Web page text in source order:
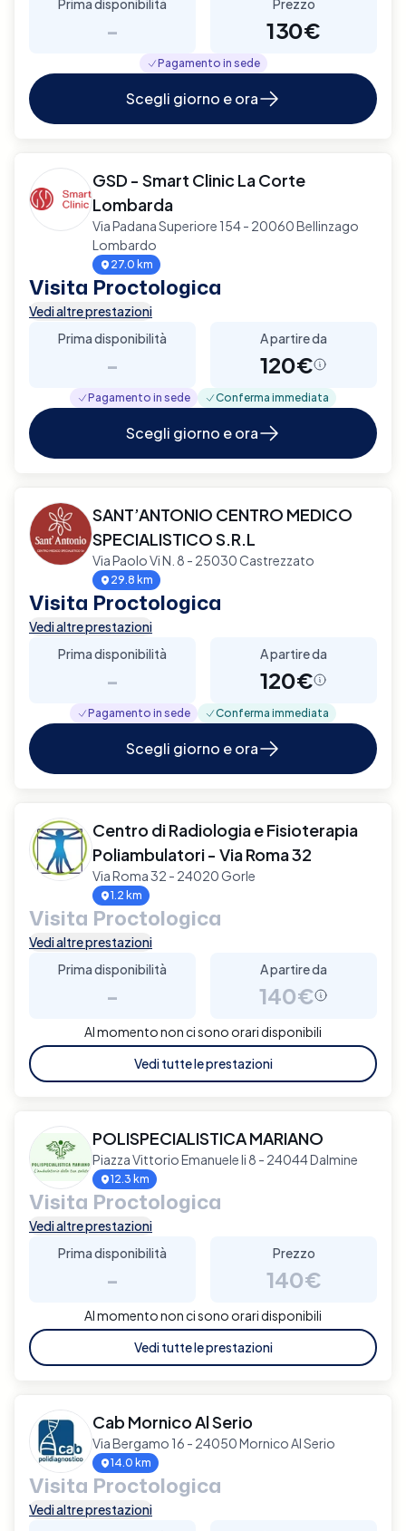
- 130€
Pagamento in sede
Scegli giorno e ora
GSD - Smart Clinic La Corte
Lombarda
Via Padana Superiore 154 - 20060 Bellinzago
Lombardo
27.0 km
Visita Proctologica
Vedi altre prestazioni
Prima disponibilità
-
A partire da
120€
Pagamento in sede Conferma immediata
Scegli giorno e ora
SANT’ANTONIO CENTRO MEDICO
SPECIALISTICO S.R.L
Via Paolo Vi N. 8 - 25030 Castrezzato
29.8 km
Visita Proctologica
Vedi altre prestazioni
Prima disponibilità
-
A partire da
120€
Pagamento in sede Conferma immediata
Scegli giorno e ora
Centro di Radiologia e Fisioterapia
Poliambulatori - Via Roma 32
Via Roma 32 - 24020 Gorle
1.2 km
Visita Proctologica
Vedi altre prestazioni
Prima disponibilità
-
A partire da
140€
Al momento non ci sono orari disponibili
Vedi tutte le prestazioni
POLISPECIALISTICA MARIANO
Piazza Vittorio Emanuele Ii 8 - 24044 Dalmine
12.3 km
Visita Proctologica
Vedi altre prestazioni
Prima disponibilità
-
Prezzo
140€
Al momento non ci sono orari disponibili
Vedi tutte le prestazioni
Cab Mornico Al Serio
Via Bergamo 16 - 24050 Mornico Al Serio
14.0 km
Visita Proctologica
Vedi altre prestazioni